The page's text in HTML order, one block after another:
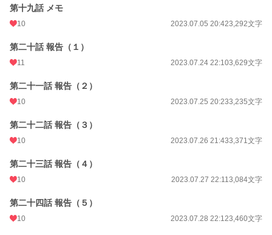
第十九話 メモ
10 2023.07.05 20:423,292文字
第二十話 報告（１）
11 2023.07.24 22:103,629文字
第二十一話 報告（２）
10 2023.07.25 20:233,235文字
第二十二話 報告（３）
10 2023.07.26 21:433,371文字
第二十三話 報告（４）
10 2023.07.27 22:113,084文字
第二十四話 報告（５）
10 2023.07.28 22:123,460文字